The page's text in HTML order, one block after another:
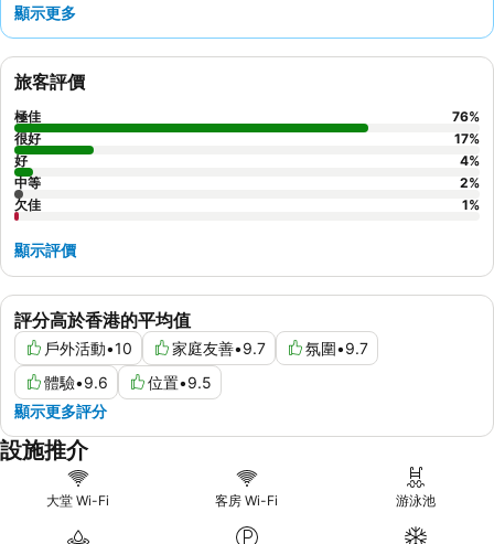
顯示更多
評分高於香港的平均值
戶外活動•10 家庭友善•9.7 氛圍•9.7
體驗•9.6 位置•9.5
顯示更多評分
旅客評價
極佳 76%
很好
17%
好
4%
中等
2%
欠佳
1%
顯示評價
設施推介
大堂 Wi-Fi 客房 Wi-Fi 游泳池